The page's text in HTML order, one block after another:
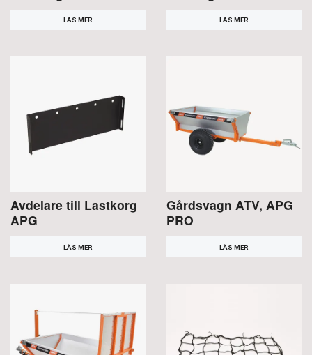
LÄS MER LÄS MER
Avdelare till Lastkorg
APG
LÄS MER
Gårdsvagn ATV, APG
PRO
LÄS MER